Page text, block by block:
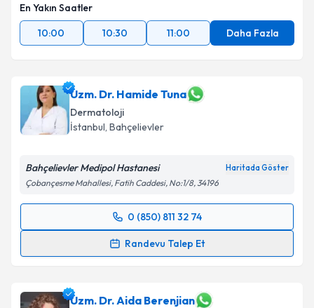
En Yakın Saatler
10:00
10:30 11:00 Daha Fazla
Uzm. Dr. Hamide Tuna
Dermatoloji
İstanbul, Bahçelievler
Bahçelievler Medipol Hastanesi Haritada Göster
Çobançesme Mahallesi, Fatih Caddesi, No:1/8, 34196
0 (850) 811 32 74
Randevu Talep Et
Randevu Takvimi Talebi
takvim hazırlandığında e-posta ile bilgilendireceğiz.
Uzm. Dr. Aida Berenjian